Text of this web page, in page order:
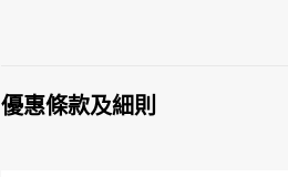
優惠條款及細則